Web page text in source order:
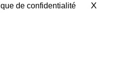
de confidentialité X